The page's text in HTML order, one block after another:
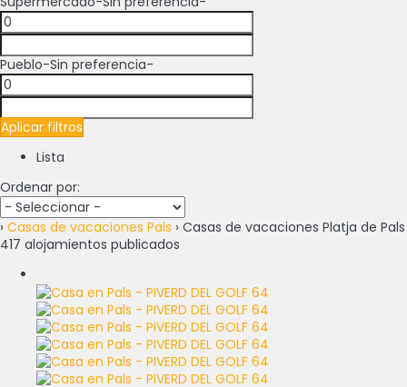
Pueblo-Sin preferencia-
Aplicar filtros
Lista
Ordenar por:
› Casas de vacaciones Pals › Casas de vacaciones Platja de Pals
417 alojamientos publicados